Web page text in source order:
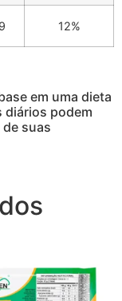
12%
em uma dieta
diários podem
suas